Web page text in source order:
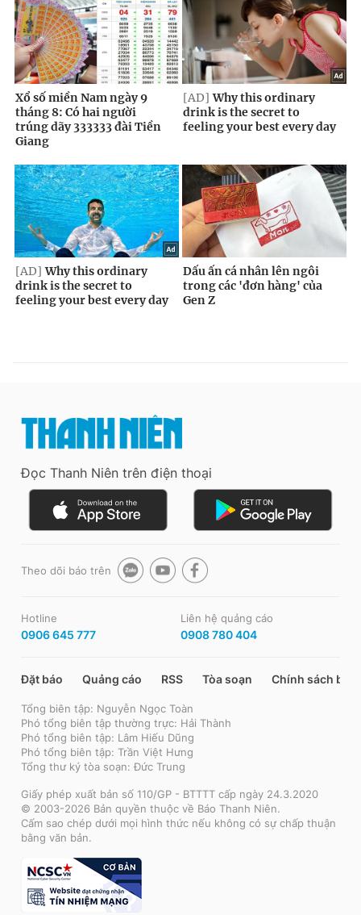
Đọc Thanh Niên trên điện thoại
Theo dõi báo trên
Hotline
0906 645 777
Liên hệ quảng cáo
0908 780 404
Đặt báo Quảng cáo RSS Tòa soạn Chính sách bảo
Tổng biên tập: Nguyễn Ngọc Toàn
Phó tổng biên tập thường trực: Hải Thành
Phó tổng biên tập: Lâm Hiếu Dũng
Phó tổng biên tập: Trần Việt Hưng
Tổng thư ký tòa soạn: Đức Trung
Giấy phép xuất bản số 110/GP - BTTTT cấp ngày 24.3.2020
© 2003-2026 Bản quyền thuộc về Báo Thanh Niên.
Cấm sao chép dưới mọi hình thức nếu không có sự chấp thuận
bằng văn bản.